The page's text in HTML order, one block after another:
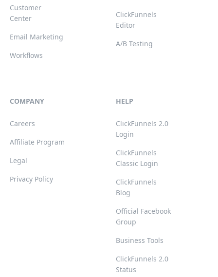
Customer
Center
Email Marketing
Workflows
ClickFunnels
Editor
A/B Testing
COMPANY
Careers
Affiliate Program
Legal
Privacy Policy
HELP
ClickFunnels 2.0
Login
ClickFunnels
Classic Login
ClickFunnels
Blog
Official Facebook
Group
Business Tools
ClickFunnels 2.0
Status